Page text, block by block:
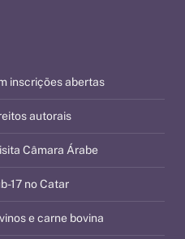
inscrições abertas
autorais
Câmara Árabe
17 no Catar
e carne bovina